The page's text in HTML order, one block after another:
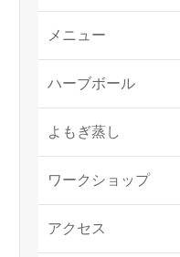
メニュー
ハーブボール
よもぎ蒸し
ワークショップ
アクセス